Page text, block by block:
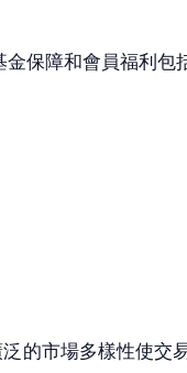
保障和會員福利包
的市場多樣性使交